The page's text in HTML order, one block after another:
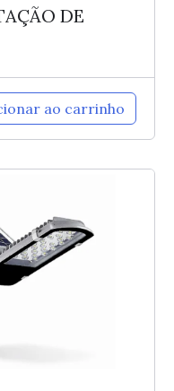
DE
ao carrinho